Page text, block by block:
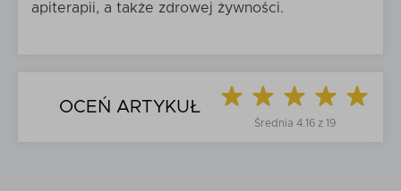
apiterapii, a także zdrowej żywności.
OCEŃ ARTYKUŁ
Średnia 4.16z 19